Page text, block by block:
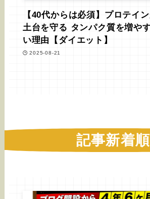
【40代からは必須】プロテイ
土台を守る タンパク質を増や
い理由【ダイエット】
2025-08-21
記事新着順